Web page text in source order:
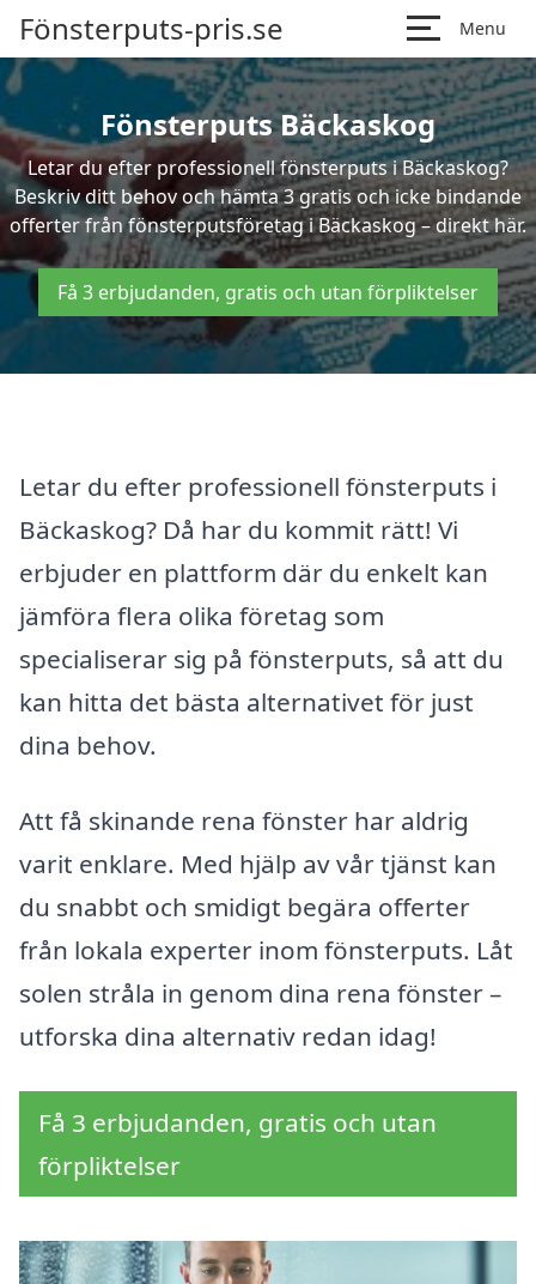
Fönsterputs-pris.se Menu
Fönsterputs Bäckaskog
Letar du efter professionell fönsterputs i Bäckaskog?
Beskriv ditt behov och hämta 3 gratis och icke bindande
offerter från fönsterputsföretag i Bäckaskog – direkt här.
Få 3 erbjudanden, gratis och utan förpliktelser
Letar du efter professionell fönsterputs i
Bäckaskog? Då har du kommit rätt! Vi
erbjuder en plattform där du enkelt kan
jämföra flera olika företag som
specialiserar sig på fönsterputs, så att du
kan hitta det bästa alternativet för just
dina behov.
Att få skinande rena fönster har aldrig
varit enklare. Med hjälp av vår tjänst kan
du snabbt och smidigt begära offerter
från lokala experter inom fönsterputs. Låt
solen stråla in genom dina rena fönster –
utforska dina alternativ redan idag!
Få 3 erbjudanden, gratis och utan
förpliktelser